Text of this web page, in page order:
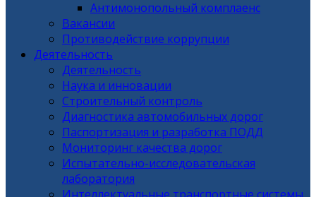
Антимонопольный комплаенс
Вакансии
Противодействие коррупции
Деятельность
Деятельность
Наука и инновации
Строительный контроль
Диагностика автомобильных дорог
Паспортизация и разработка ПОДД
Мониторинг качества дорог
Испытательно-исследовательская
лаборатория